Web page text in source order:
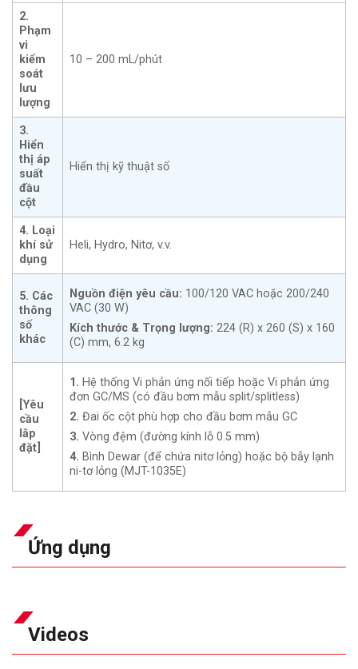
2.
Phạm
vi
kiểm
soát
lưu
lượng
10 – 200 mL/phút
3.
Hiển
thị áp
suất
đầu
cột
Hiển thị kỹ thuật số
4. Loại
khí sử
dụng
Heli, Hydro, Nitơ, v.v.
5. Các
thông
số
khác
Nguồn điện yêu cầu: 100/120 VAC hoặc 200/240
VAC (30 W)
Kích thước & Trọng lượng: 224 (R) x 260 (S) x 160
(C) mm, 6.2 kg
[Yêu
cầu
lắp
đặt]
1. Hệ thống Vi phản ứng nối tiếp hoặc Vi phản ứng
đơn GC/MS (có đầu bơm mẫu split/splitless)
2. Đai ốc cột phù hợp cho đầu bơm mẫu GC
3. Vòng đệm (đường kính lỗ 0.5 mm)
4. Bình Dewar (để chứa nitơ lỏng) hoặc bộ bẫy lạnh
ni-tơ lỏng (MJT-1035E)
Ứng dụng
Videos